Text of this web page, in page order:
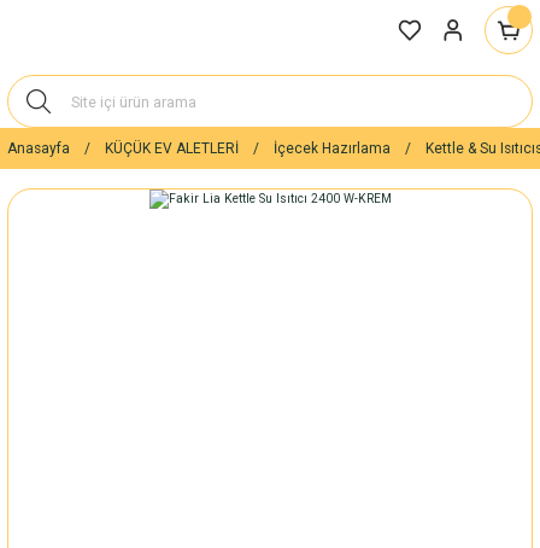
Anasayfa KÜÇÜK EV ALETLERİ İçecek Hazırlama Kettle & Su